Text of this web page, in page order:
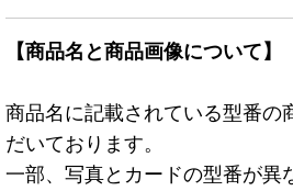
【商品名と商品画像について】
商品名に記載されている型番の
だいております。
一部、写真とカードの型番が異